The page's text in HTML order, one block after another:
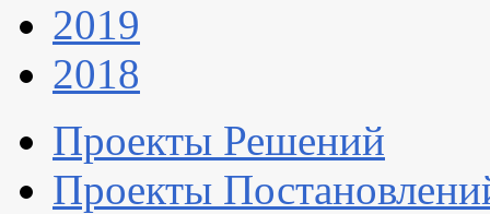
2019
2018
Проекты Решений
Проекты